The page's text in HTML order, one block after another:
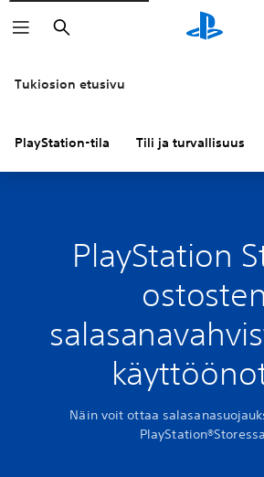
Haku
Tukiosion etusivu
PlayStation-tila Tili ja turvallisuus
PlayStation
ostosten
Näin voit ottaa